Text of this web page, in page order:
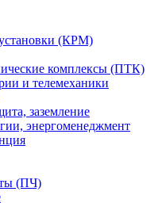
(КРМ)
комплексы (ПТК)
и телемеханики
заземление
энергоменеджмент
(ПЧ)